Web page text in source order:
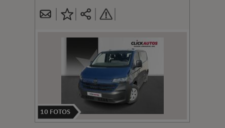
10 FOTOS